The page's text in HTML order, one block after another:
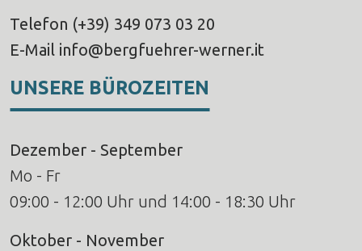
Telefon (+39) 349 073 03 20
E-Mail info@bergfuehrer-werner.it
UNSERE BÜROZEITEN
Dezember - September
Mo - Fr
09:00 - 12:00 Uhr und 14:00 - 18:30 Uhr
Oktober - November